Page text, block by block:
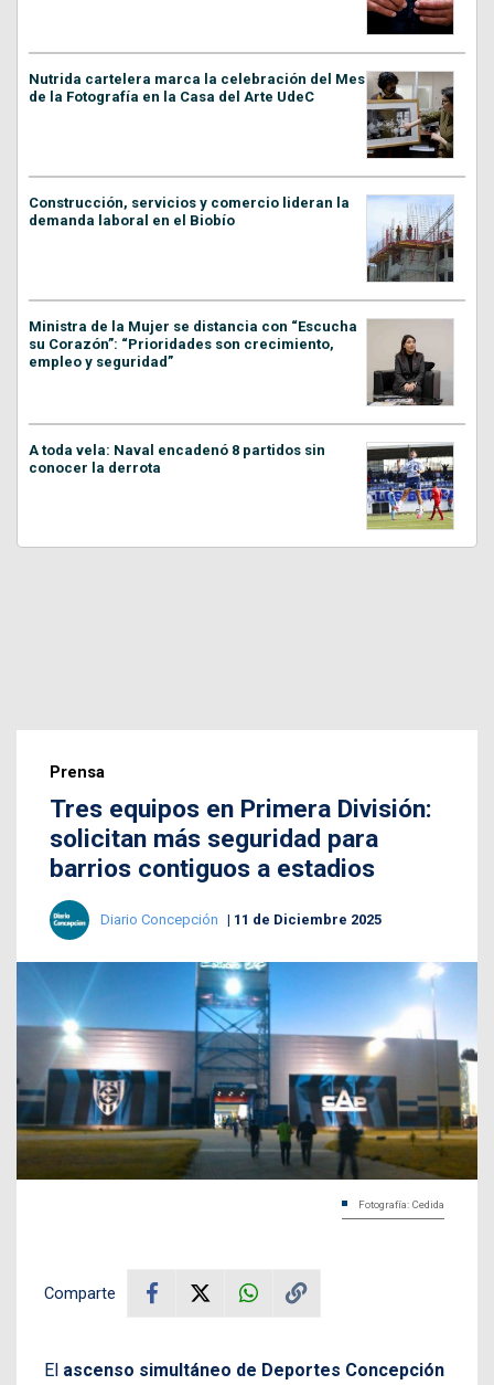
Nutrida cartelera marca la celebración del Mes
de la Fotografía en la Casa del Arte UdeC
Construcción, servicios y comercio lideran la
demanda laboral en el Biobío
Ministra de la Mujer se distancia con “Escucha
su Corazón”: “Prioridades son crecimiento,
empleo y seguridad”
A toda vela: Naval encadenó 8 partidos sin
conocer la derrota
Prensa
Tres equipos en Primera División:
solicitan más seguridad para
barrios contiguos a estadios
Diario Concepción 11 de Diciembre 2025
Fotografía: Cedida
Comparte
El ascenso simultáneo de Deportes Concepción